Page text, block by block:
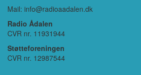
Mail: info@radioaadalen.dk
Radio Ådalen
CVR nr. 11931944
Støtteforeningen
CVR nr. 12987544